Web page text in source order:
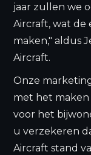
jaar zullen we
Aircraft, wat de
maken," aldus
Aircraft.
Onze
met het
voor het
u verzekeren
Aircraft stand